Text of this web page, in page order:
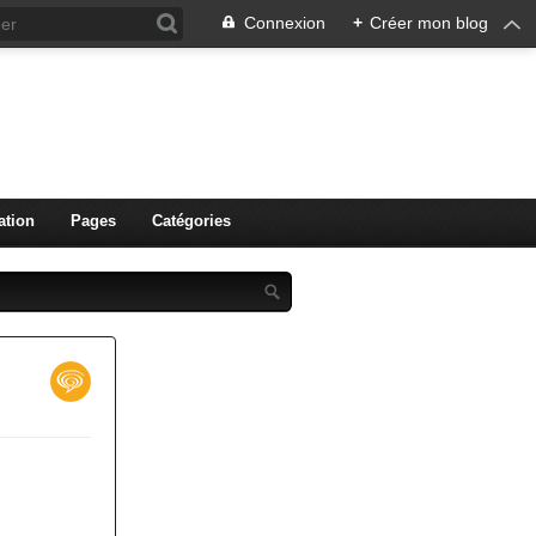
Connexion + Créer mon blog
Pages Catégories